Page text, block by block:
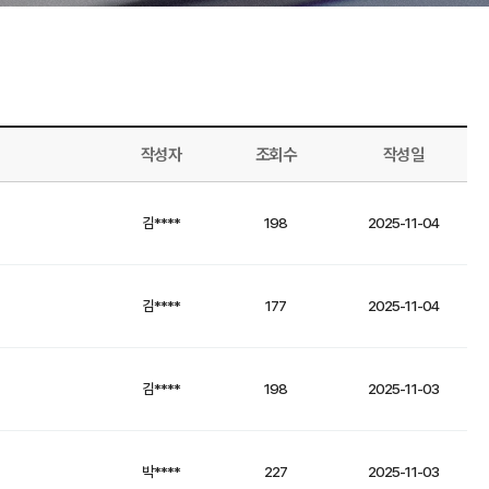
작성자 조회수 작성일
김**** 198 2025-11-04
김**** 177 2025-11-04
김**** 198 2025-11-03
박**** 227 2025-11-03